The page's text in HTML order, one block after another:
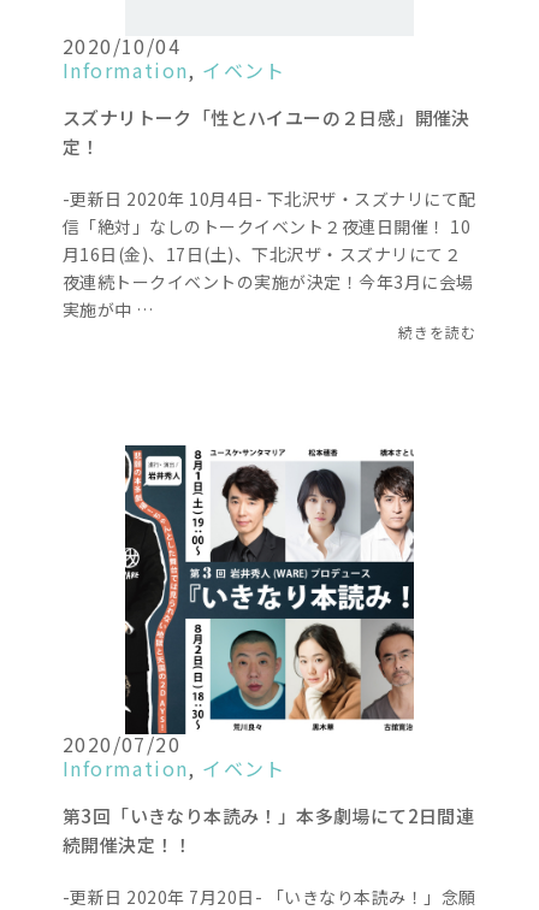
2020/10/04
Information, イベント
スズナリトーク「性とハイユーの２日感」開催決
定！
-更新日 2020年 10月4日- 下北沢ザ・スズナリにて配
信「絶対」なしのトークイベント２夜連日開催！ 10
月16日(金)、17日(土)、下北沢ザ・スズナリにて２
夜連続トークイベントの実施が決定！今年3月に会場
実施が中 …
続きを読む
2020/07/20
Information, イベント
第3回「いきなり本読み！」本多劇場にて2日間連
続開催決定！！
-更新日 2020年 7月20日- 「いきなり本読み！」念願